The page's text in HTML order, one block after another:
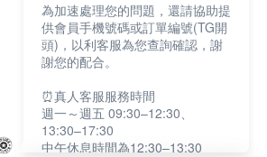
為加速處理您的問題，還請協助提
供會員手機號碼或訂單編號(TG開
頭)，以利客服為您查詢確認，謝
謝您的配合。
⏰真人客服服務時間
週一～週五 09:30–12:30、
13:30–17:30
中午休息時間為12:30–13:30